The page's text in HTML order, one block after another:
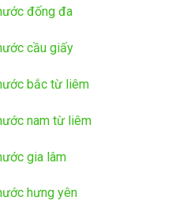
đống đa
cầu giấy
bắc từ liêm
nam từ liêm
gia lâm
hưng yên